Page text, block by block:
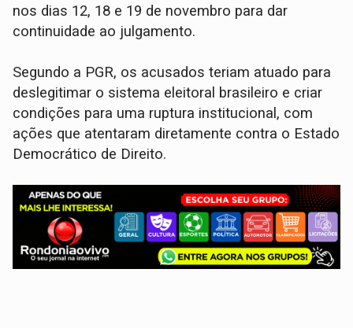
nos dias 12, 18 e 19 de novembro para dar
continuidade ao julgamento.
Segundo a PGR, os acusados teriam atuado para
deslegitimar o sistema eleitoral brasileiro e criar
condições para uma ruptura institucional, com
ações que atentaram diretamente contra o Estado
Democrático de Direito.